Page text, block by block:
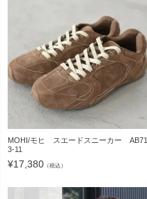
MOHI/モヒ スエードスニーカー AB71
3-11
¥17,380 （税込）